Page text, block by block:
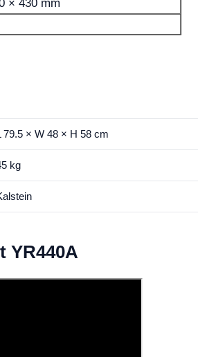
× 430 mm
79.5 × W 48 × H 58 cm
kg
YR440A